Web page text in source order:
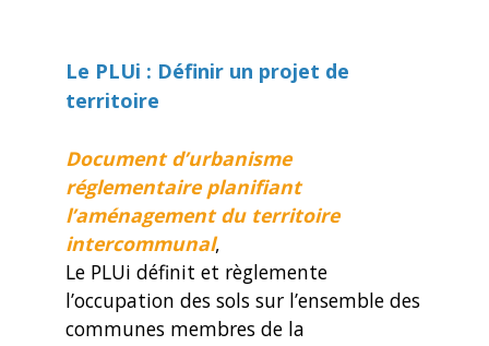
Le PLUi : Définir un projet de
territoire
Document d’urbanisme
réglementaire planifiant
l’aménagement du territoire
intercommunal,
Le PLUi définit et règlemente
l’occupation des sols sur l’ensemble des
communes membres de la